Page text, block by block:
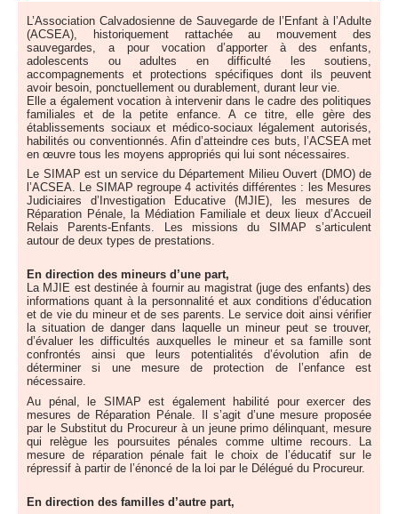
L’Association Calvadosienne de Sauvegarde de l’Enfant à l’Adulte
(ACSEA), historiquement rattachée au mouvement des
sauvegardes, a pour vocation d’apporter à des enfants,
adolescents ou adultes en difficulté les soutiens,
accompagnements et protections spécifiques dont ils peuvent
avoir besoin, ponctuellement ou durablement, durant leur vie.
Elle a également vocation à intervenir dans le cadre des politiques
familiales et de la petite enfance. A ce titre, elle gère des
établissements sociaux et médico-sociaux légalement autorisés,
habilités ou conventionnés. Afin d’atteindre ces buts, l’ACSEA met
en œuvre tous les moyens appropriés qui lui sont nécessaires.
Le SIMAP est un service du Département Milieu Ouvert (DMO) de
l’ACSEA. Le SIMAP regroupe 4 activités différentes : les Mesures
Judiciaires d’Investigation Educative (MJIE), les mesures de
Réparation Pénale, la Médiation Familiale et deux lieux d’Accueil
Relais Parents-Enfants. Les missions du SIMAP s’articulent
autour de deux types de prestations.
En direction des mineurs d’une part,
La MJIE est destinée à fournir au magistrat (juge des enfants) des
informations quant à la personnalité et aux conditions d’éducation
et de vie du mineur et de ses parents. Le service doit ainsi vérifier
la situation de danger dans laquelle un mineur peut se trouver,
d’évaluer les difficultés auxquelles le mineur et sa famille sont
confrontés ainsi que leurs potentialités d’évolution afin de
déterminer si une mesure de protection de l’enfance est
nécessaire.
Au pénal, le SIMAP est également habilité pour exercer des
mesures de Réparation Pénale. Il s’agit d’une mesure proposée
par le Substitut du Procureur à un jeune primo délinquant, mesure
qui relègue les poursuites pénales comme ultime recours. La
mesure de réparation pénale fait le choix de l’éducatif sur le
répressif à partir de l’énoncé de la loi par le Délégué du Procureur.
En direction des familles d’autre part,